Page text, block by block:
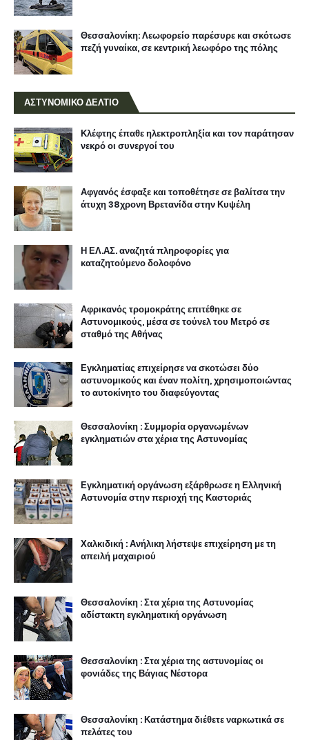
Θεσσαλονίκη: Λεωφορείο παρέσυρε και σκότωσε
πεζή γυναίκα, σε κεντρική λεωφόρο της πόλης
ΑΣΤΥΝΟΜΙΚΟ ΔΕΛΤΙΟ
Κλέφτης έπαθε ηλεκτροπληξία και τον παράτησαν
νεκρό οι συνεργοί του
Αφγανός έσφαξε και τοποθέτησε σε βαλίτσα την
άτυχη 38χρονη Βρετανίδα στην Κυψέλη
Η ΕΛ.ΑΣ. αναζητά πληροφορίες για
καταζητούμενο δολοφόνο
Αφρικανός τρομοκράτης επιτέθηκε σε
Αστυνομικούς, μέσα σε τούνελ του Μετρό σε
σταθμό της Αθήνας
Εγκληματίας επιχείρησε να σκοτώσει δύο
αστυνομικούς και έναν πολίτη, χρησιμοποιώντας
το αυτοκίνητο του διαφεύγοντας
Θεσσαλονίκη : Συμμορία οργανωμένων
εγκληματιών στα χέρια της Αστυνομίας
Εγκληματική οργάνωση εξάρθρωσε η Ελληνική
Αστυνομία στην περιοχή της Καστοριάς
Χαλκιδική : Ανήλικη λήστεψε επιχείρηση με τη
απειλή μαχαιριού
Θεσσαλονίκη : Στα χέρια της Αστυνομίας
αδίστακτη εγκληματική οργάνωση
Θεσσαλονίκη : Στα χέρια της αστυνομίας οι
φονιάδες της Βάγιας Νέστορα
Θεσσαλονίκη : Κατάστημα διέθετε ναρκωτικά σε
πελάτες του